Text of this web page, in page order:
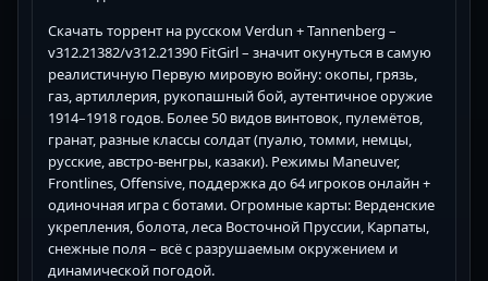
Скачать торрент на русском Verdun + Tannenberg –
v312.21382/v312.21390 FitGirl – значит окунуться в самую
реалистичную Первую мировую войну: окопы, грязь,
газ, артиллерия, рукопашный бой, аутентичное оружие
1914–1918 годов. Более 50 видов винтовок, пулемётов,
гранат, разные классы солдат (пуалю, томми, немцы,
русские, австро-венгры, казаки). Режимы Maneuver,
Frontlines, Offensive, поддержка до 64 игроков онлайн +
одиночная игра с ботами. Огромные карты: Верденские
укрепления, болота, леса Восточной Пруссии, Карпаты,
снежные поля – всё с разрушаемым окружением и
динамической погодой.